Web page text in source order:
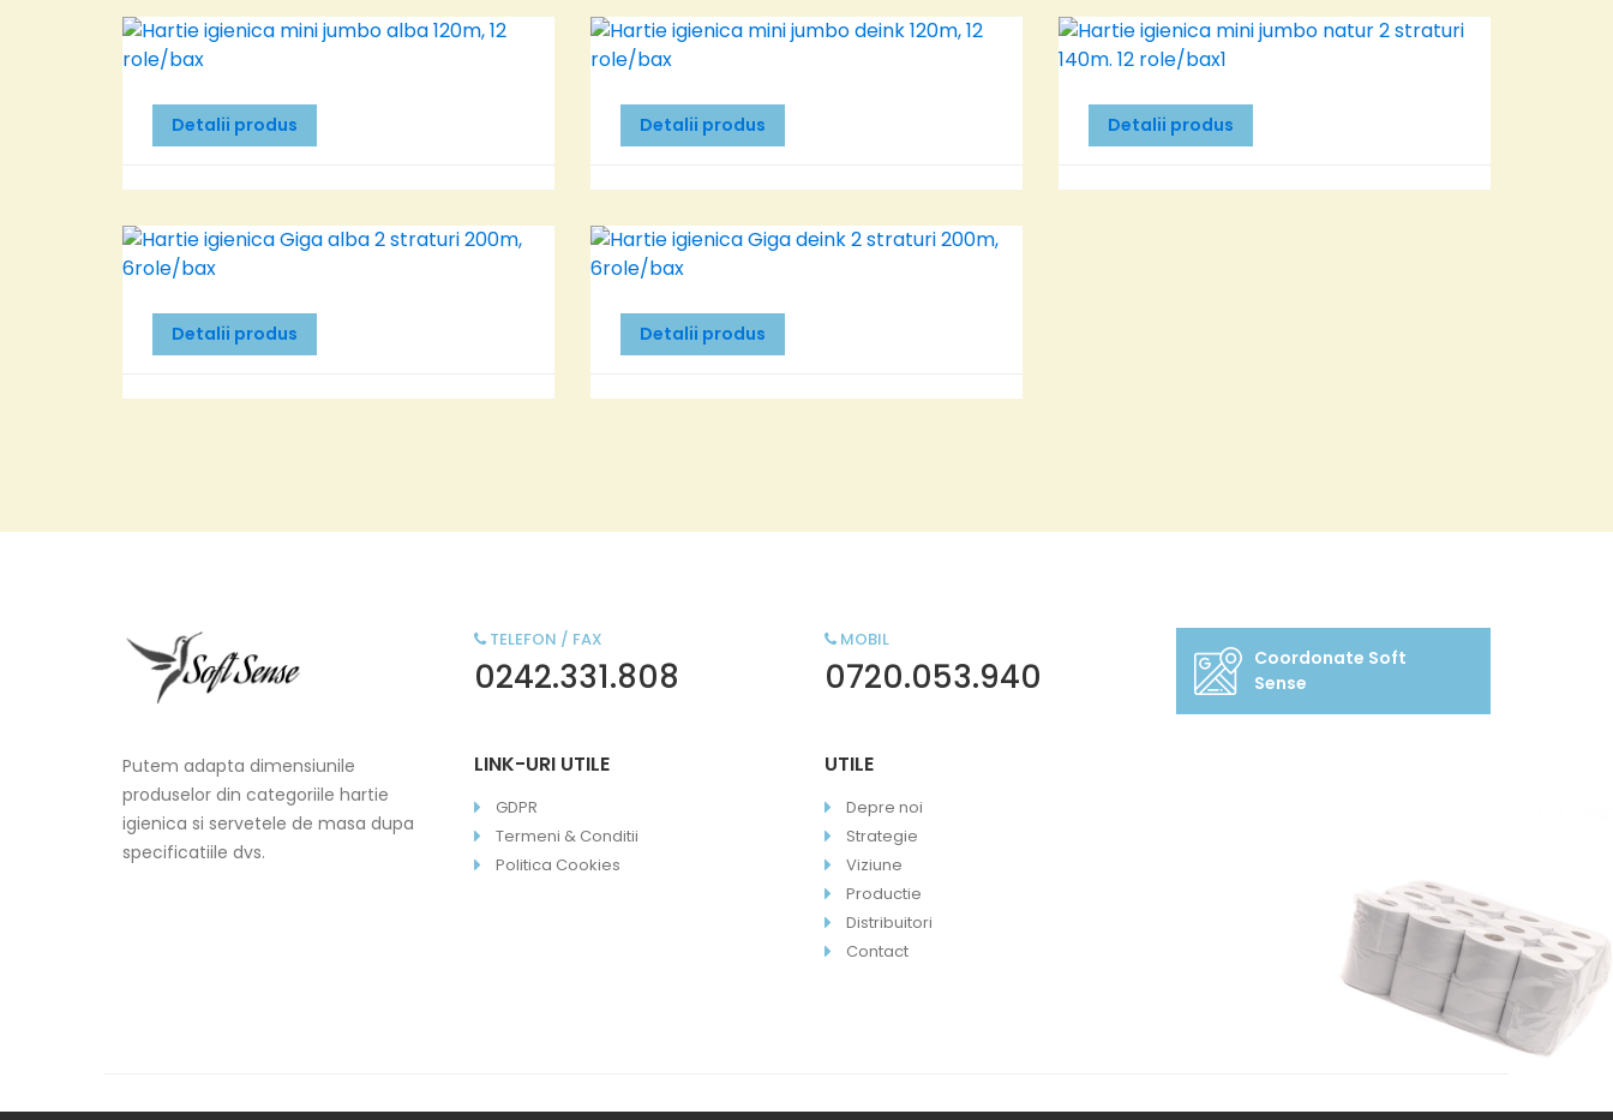
Detalii produs Detalii produs Detalii produs
Detalii produs Detalii produs
Putem adapta dimensiunile
produselor din categoriile hartie
igienica si servetele de masa dupa
specificatiile dvs.
TELEFON / FAX
0242.331.808
LINK-URI UTILE
GDPR
Termeni & Conditii
Politica Cookies
MOBIL
0720.053.940
UTILE
Depre noi
Strategie
Viziune
Productie
Distribuitori
Contact
Coordonate Soft
Sense